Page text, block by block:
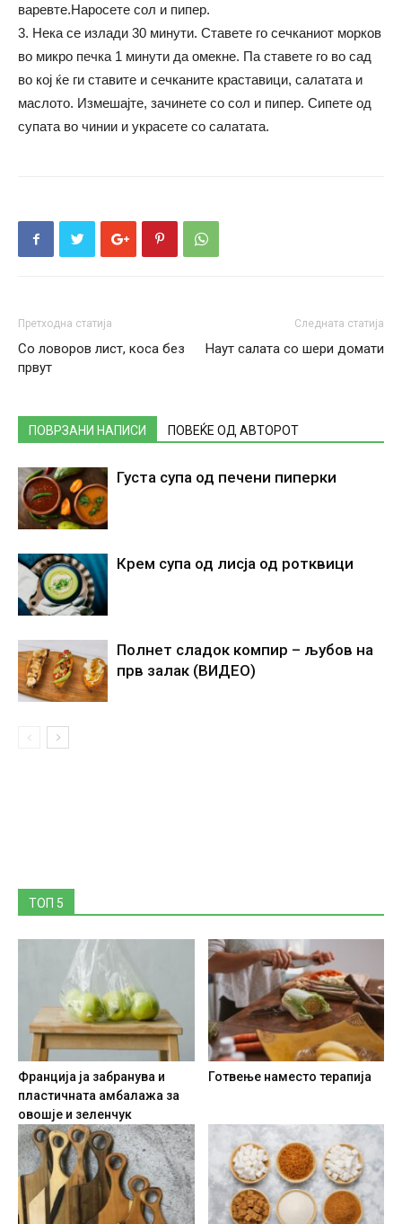
варевте.Наросете сол и пипер.
3. Нека се излади 30 минути. Ставете го сечканиот морков
во микро печка 1 минути да омекне. Па ставете го во сад
во кој ќе ги ставите и сечканите краставици, салатата и
маслото. Измешајте, зачинете со сол и пипер. Сипете од
супата во чинии и украсете со салатата.
Претходна статија
Со ловоров лист, коса без
првут
Следната статија
Наут салата со шери домати
ПОВРЗАНИ НАПИСИ ПОВЕЌЕ ОД АВТОРОТ
Густа супа од печени пиперки
Крем супа од лисја од ротквици
Полнет сладок компир – љубов на
прв залак (ВИДЕО)
ТОП 5
Франција ја забранува и
пластичната амбалажа за
овошје и зеленчук
Готвење наместо терапија